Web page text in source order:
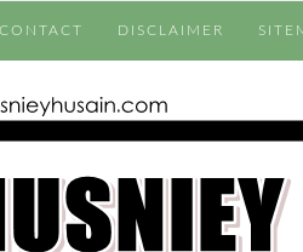
CONTACT DISCLAIMER